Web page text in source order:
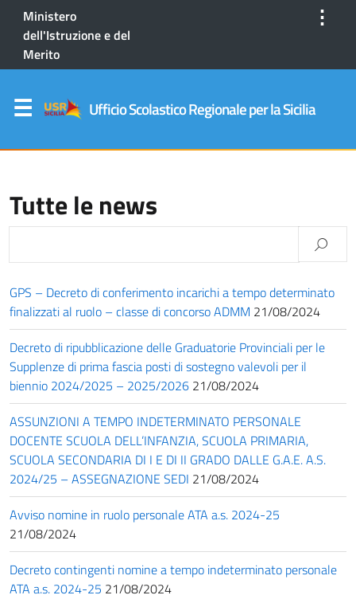
Ministero
dell'Istruzione e del
Merito
⋮
Ufficio Scolastico Regionale per la Sicilia
Tutte le news
GPS – Decreto di conferimento incarichi a tempo determinato
finalizzati al ruolo – classe di concorso ADMM 21/08/2024
Decreto di ripubblicazione delle Graduatorie Provinciali per le
Supplenze di prima fascia posti di sostegno valevoli per il
biennio 2024/2025 – 2025/2026 21/08/2024
ASSUNZIONI A TEMPO INDETERMINATO PERSONALE
DOCENTE SCUOLA DELL’INFANZIA, SCUOLA PRIMARIA,
SCUOLA SECONDARIA DI I E DI II GRADO DALLE G.A.E. A.S.
2024/25 – ASSEGNAZIONE SEDI 21/08/2024
Avviso nomine in ruolo personale ATA a.s. 2024-25
21/08/2024
Decreto contingenti nomine a tempo indeterminato personale
ATA a.s. 2024-25 21/08/2024